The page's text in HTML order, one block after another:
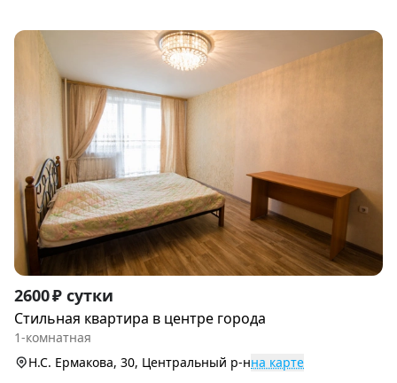
Item
1
of
2600 ₽ сутки
Стильная квартира в центре города
1-комнатная
Н.С. Ермакова, 30, Центральный р-нна карте